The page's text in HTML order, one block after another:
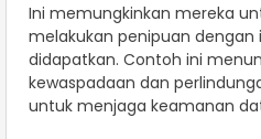
Ini memungkinkan mereka
melakukan penipuan dengan
didapatkan. Contoh ini
kewaspadaan dan
untuk menjaga keamanan